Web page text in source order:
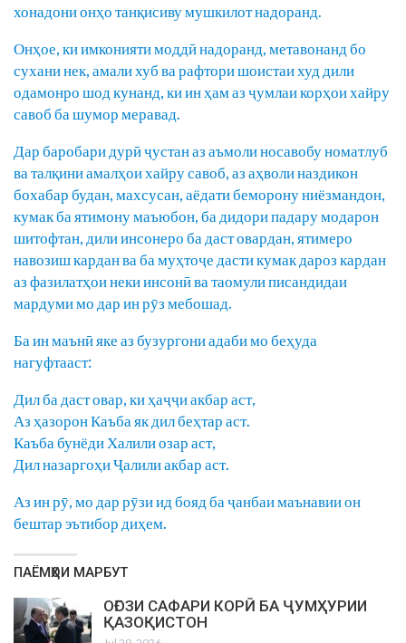
хонадони онҳо танқисиву мушкилот надоранд.
Онҳое, ки имконияти моддӣ надоранд, метавонанд бо
сухани нек, амали хуб ва рафтори шоистаи худ дили
одамонро шод кунанд, ки ин ҳам аз ҷумлаи корҳои хайру
савоб ба шумор меравад.
Дар баробари дурӣ ҷустан аз аъмоли носавобу номатлуб
ва талқини амалҳои хайру савоб, аз аҳволи наздикон
бохабар будан, махсусан, аёдати беморону ниёзмандон,
кумак ба ятимону маъюбон, ба дидори падару модарон
шитофтан, дили инсонеро ба даст овардан, ятимеро
навозиш кардан ва ба муҳтоҷе дасти кумак дароз кардан
аз фазилатҳои неки инсонӣ ва таомули писандидаи
мардуми мо дар ин рӯз мебошад.
Ба ин маънӣ яке аз бузургони адаби мо беҳуда
нагуфтааст:
Дил ба даст овар, ки ҳаҷҷи акбар аст,
Аз ҳазорон Каъба як дил беҳтар аст.
Каъба бунёди Халили озар аст,
Дил назаргоҳи Ҷалили акбар аст.
Аз ин рӯ, мо дар рӯзи ид бояд ба ҷанбаи маънавии он
бештар эътибор диҳем.
ПАЁМҲОИ МАРБУТ
ОҒОЗИ САФАРИ КОРӢ БА ҶУМҲУРИИ
ҚАЗОҚИСТОН